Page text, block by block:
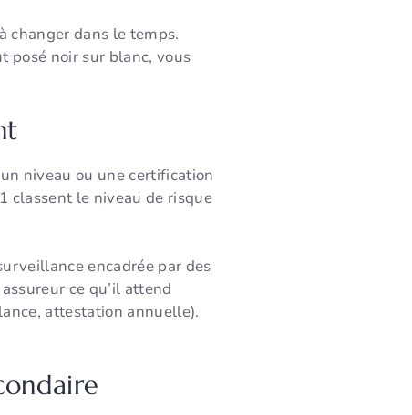
changer dans le temps.
posé noir sur blanc, vous
niveau ou une certification
classent le niveau de risque
encadrée par des
ce qu’il attend
attestation annuelle).